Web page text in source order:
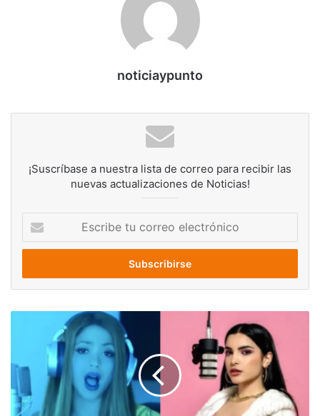
noticiaypunto
¡Suscríbase a nuestra lista de correo para recibir las
nuevas actualizaciones de Noticias!
correo
de
vistas
en
su